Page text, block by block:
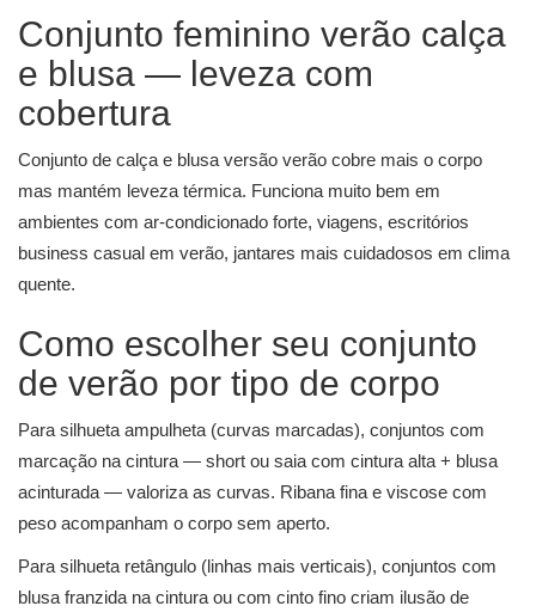
Conjunto feminino verão calça
e blusa — leveza com
cobertura
Conjunto de calça e blusa versão verão cobre mais o corpo
mas mantém leveza térmica. Funciona muito bem em
ambientes com ar-condicionado forte, viagens, escritórios
business casual em verão, jantares mais cuidadosos em clima
quente.
Como escolher seu conjunto
de verão por tipo de corpo
Para silhueta ampulheta (curvas marcadas), conjuntos com
marcação na cintura — short ou saia com cintura alta + blusa
acinturada — valoriza as curvas. Ribana fina e viscose com
peso acompanham o corpo sem aperto.
Para silhueta retângulo (linhas mais verticais), conjuntos com
blusa franzida na cintura ou com cinto fino criam ilusão de